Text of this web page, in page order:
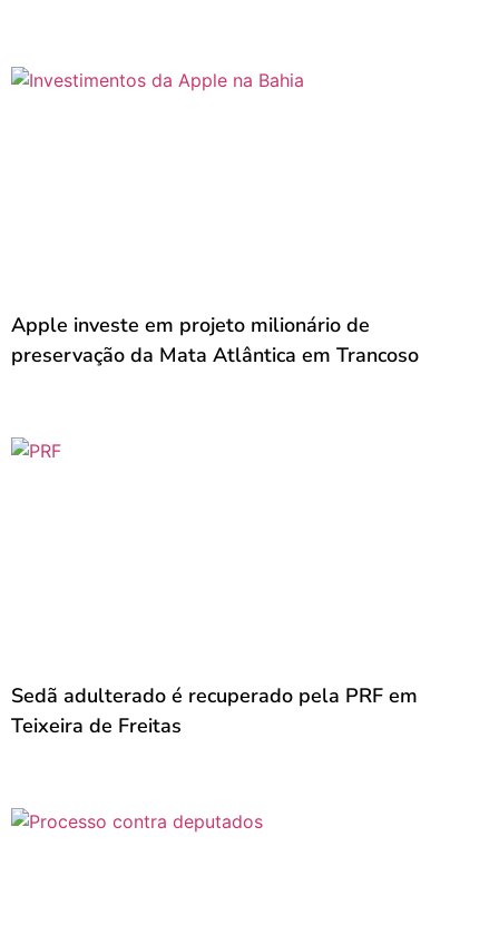
Apple investe em projeto milionário de
preservação da Mata Atlântica em Trancoso
Sedã adulterado é recuperado pela PRF em
Teixeira de Freitas